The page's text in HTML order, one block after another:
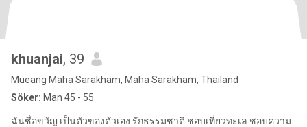
khuanjai, 39
Mueang Maha Sarakham, Maha Sarakham, Thailand
Söker: Man 45 - 55
ฉันชื่อขวัญ เป็นตัวของตัวเอง รักธรรมชาติ ชอบเที่ยวทะเล ชอบความ